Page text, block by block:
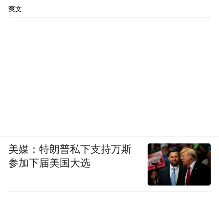
爽文
美媒：特朗普私下支持万斯
参加下届美国大选